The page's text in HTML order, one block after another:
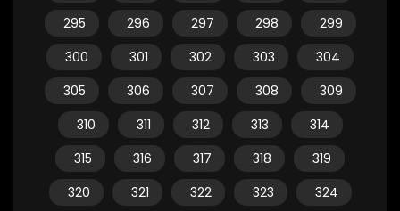
295
296 297 298
299
300
301 302 303
304
305
306 307 308
309
310
311 312 313
314
315
316 317 318
319
320
321 322 323
324